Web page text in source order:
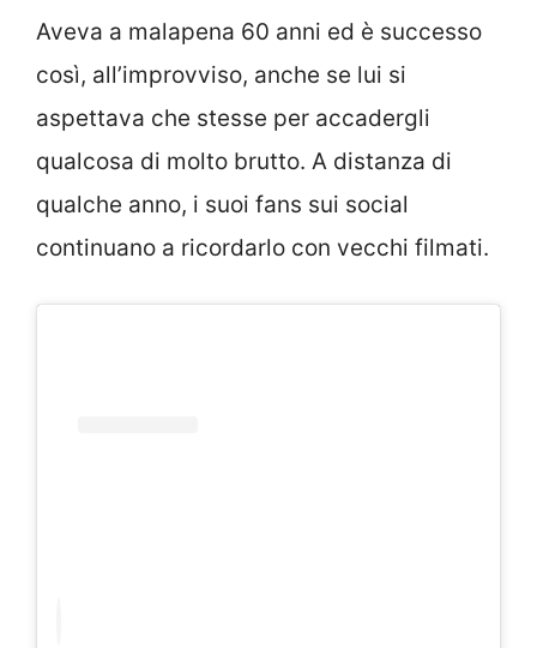
Aveva a malapena 60 anni ed è successo
così, all’improvviso, anche se lui si
aspettava che stesse per accadergli
qualcosa di molto brutto. A distanza di
qualche anno, i suoi fans sui social
continuano a ricordarlo con vecchi filmati.